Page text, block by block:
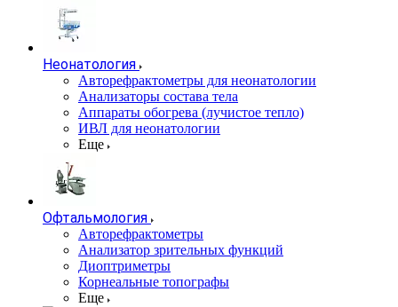
Неонатология
Авторефрактометры для неонатологии
Анализаторы состава тела
Аппараты обогрева (лучистое тепло)
ИВЛ для неонатологии
Еще
Офтальмология
Авторефрактометры
Анализатор зрительных функций
Диоптриметры
Корнеальные топографы
Еще